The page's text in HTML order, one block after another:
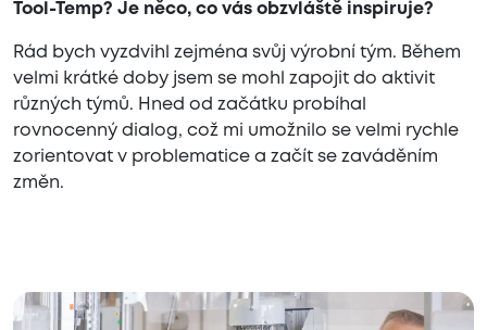
Tool-Temp? Je něco, co vás obzvláště inspiruje?
Rád bych vyzdvihl zejména svůj výrobní tým. Během
velmi krátké doby jsem se mohl zapojit do aktivit
různých týmů. Hned od začátku probíhal
rovnocenný dialog, což mi umožnilo se velmi rychle
zorientovat v problematice a začít se zaváděním
změn.